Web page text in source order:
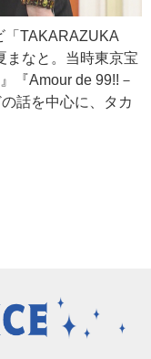
「TAKARAZUKA
まなと。当時東京宝
『Amour de 99!!－
話を中心に、タカ